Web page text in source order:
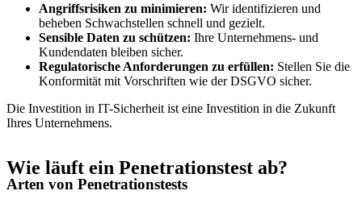
Angriffsrisiken zu minimieren: Wir identifizieren und
beheben Schwachstellen schnell und gezielt.
Sensible Daten zu schützen: Ihre Unternehmens- und
Kundendaten bleiben sicher.
Regulatorische Anforderungen zu erfüllen: Stellen Sie die
Konformität mit Vorschriften wie der DSGVO sicher.
Die Investition in IT-Sicherheit ist eine Investition in die Zukunft
Ihres Unternehmens.
Wie läuft ein Penetrationstest ab?
Arten von Penetrationstests